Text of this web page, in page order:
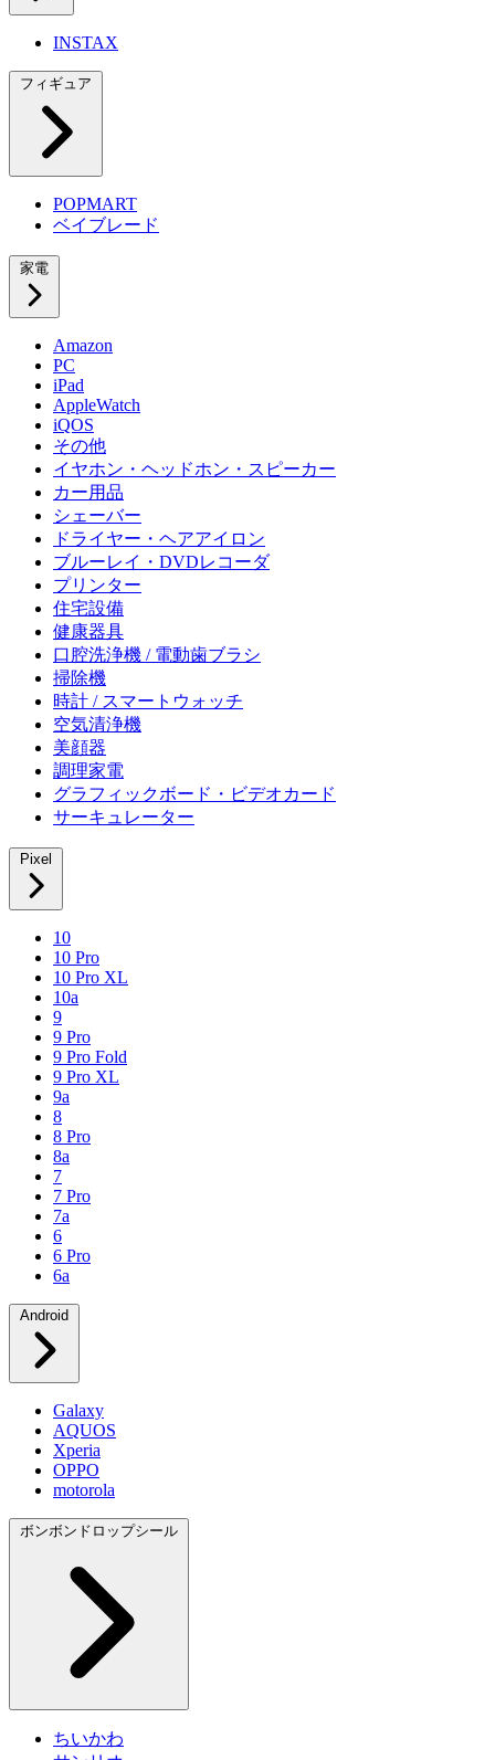
INSTAX
フィギュア
POPMART
ベイブレード
家電
Amazon
PC
iPad
AppleWatch
iQOS
その他
イヤホン・ヘッドホン・スピーカー
カー用品
シェーバー
ドライヤー・ヘアアイロン
ブルーレイ・DVDレコーダ
プリンター
住宅設備
健康器具
口腔洗浄機 / 電動歯ブラシ
掃除機
時計 / スマートウォッチ
空気清浄機
美顔器
調理家電
グラフィックボード・ビデオカード
サーキュレーター
Pixel
10
10 Pro
10 Pro XL
10a
9
9 Pro
9 Pro Fold
9 Pro XL
9a
8
8 Pro
8a
7
7 Pro
7a
6
6 Pro
6a
Android
Galaxy
AQUOS
Xperia
OPPO
motorola
ボンボンドロップシール
ちいかわ